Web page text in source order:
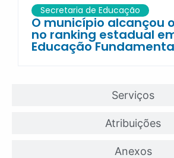
Serviços
Atribuições
Anexos
Secretaria de Educação
O município alcançou
no ranking estadual
Educação Fundamenta